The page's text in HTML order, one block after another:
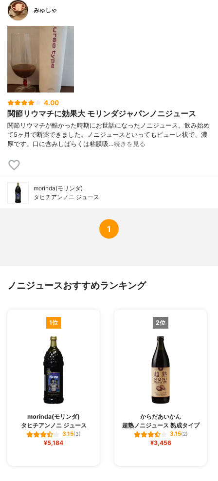
みゅしゃ
4.00
関節リウマチに効果大 モリンダジャパンノニジュース
関節リウマチが酷かった時期にお世話になったノニジュース。飲み始め
て5ヶ月で断薬できました。ノニジュースといってもピューレ状で、濃
厚です。口に含みしばらくは粘膜吸…続きを見る
morinda(モリンダ)
タヒチアンノニ ジュース
1
ノニジュースおすすめランキング
1位
morinda(モリンダ)
タヒチアンノニ ジュース
3.15(3)
¥5,184
2位
からだあいかん
超熟ノニジュース 熟成タイプ
3.15(2)
¥3,456